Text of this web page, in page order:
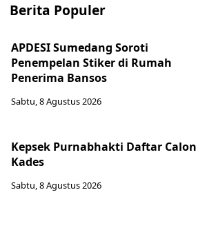
Berita Populer
APDESI Sumedang Soroti
Penempelan Stiker di Rumah
Penerima Bansos
Sabtu, 8 Agustus 2026
Kepsek Purnabhakti Daftar Calon
Kades
Sabtu, 8 Agustus 2026